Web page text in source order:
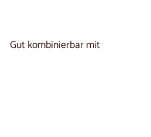
Gut kombinierbar mit